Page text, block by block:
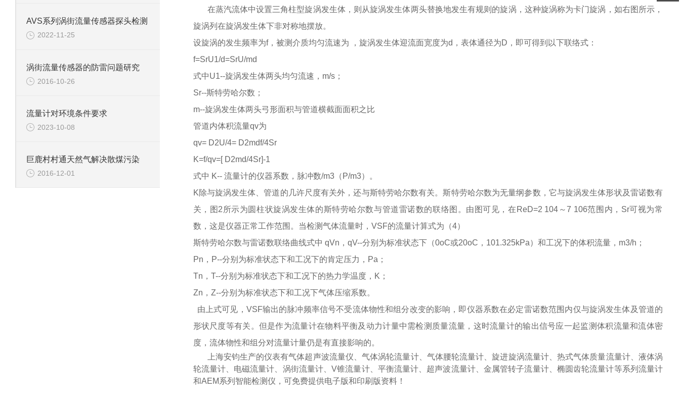
AVS系列涡街流量传感器探头检测
2022-11-25
涡街流量传感器的防雷问题研究
2016-10-26
流量计对环境条件要求
2023-10-08
巨鹿村村通天然气解决散煤污染
2016-12-01
在蒸汽流体中设置三角柱型旋涡发生体，则从旋涡发生体两头替换地发生有规则的旋涡，这种旋涡称为卡门旋涡，如右图所示，
旋涡列在旋涡发生体下非对称地摆放。
设旋涡的发生频率为f，被测介质均匀流速为 ，旋涡发生体迎流面宽度为d，表体通径为D，即可得到以下联络式：
f=SrU1/d=SrU/md
式中U1--旋涡发生体两头均匀流速，m/s；
Sr--斯特劳哈尔数；
m--旋涡发生体两头弓形面积与管道横截面面积之比
管道内体积流量qv为
qv= D2U/4= D2mdf/4Sr
K=f/qv=[ D2md/4Sr]-1
式中 K-- 流量计的仪器系数，脉冲数/m3（P/m3）。
K除与旋涡发生体、管道的几许尺度有关外，还与斯特劳哈尔数有关。斯特劳哈尔数为无量纲参数，它与旋涡发生体形状及雷诺数有
关，图2所示为圆柱状旋涡发生体的斯特劳哈尔数与管道雷诺数的联络图。由图可见，在ReD=2 104～7 106范围内，Sr可视为常
数，这是仪器正常工作范围。当检测气体流量时，VSF的流量计算式为（4）
斯特劳哈尔数与雷诺数联络曲线式中 qVn，qV--分别为标准状态下（0oC或20oC，101.325kPa）和工况下的体积流量，m3/h；
Pn，P--分别为标准状态下和工况下的肯定压力，Pa；
Tn，T--分别为标准状态下和工况下的热力学温度，K；
Zn，Z--分别为标准状态下和工况下气体压缩系数。
由上式可见， VSF输出的脉冲频率信号不受流体物性和组分改变的影响，即仪器系数在必定雷诺数范围内仅与旋涡发生体及管道的
形状尺度等有关。但是作为流量计在物料平衡及动力计量中需检测质量流量，这时流量计的输出信号应一起监测体积流量和流体密
度，流体物性和组分对流量计量仍是有直接影响的。
上海安钧生产的仪表有气体超声波流量仪、气体涡轮流量计、气体腰轮流量计、旋进旋涡流量计、热式气体质量流量计、液体涡
轮流量计、电磁流量计、涡街流量计、V锥流量计、平衡流量计、超声波流量计、金属管转子流量计、椭圆齿轮流量计等系列流量计
和AEM系列智能检测仪 ，可免费提供电子版和印刷版资料！